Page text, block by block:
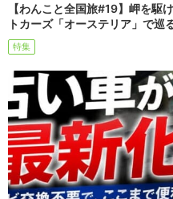
【わんこと全国旅#19】岬を駆
トカーズ「オーステリア」で巡
特集